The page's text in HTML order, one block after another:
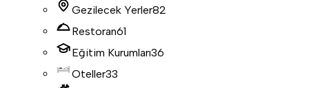
Gezilecek Yerler82
Restoran61
Eğitim Kurumları36
Oteller33